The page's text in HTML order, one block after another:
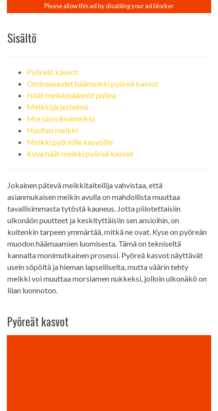
Sisältö
Pyöreät kasvot
Ominaisuudet häämeikki pyöreä kasvot
Häät meikkisäännöt pullea
Meikkijärjestelmä
Morsiussilmämeikki
Huulten meikki
Meikki pyöreille kasvoille
Kuva häät meikki pyöreä kasvot
Jokainen pätevä meikkitaiteilija vahvistaa, että
asianmukaisen meikin avulla on mahdollista muuttaa
tavallisimmasta tytöstä kauneus. Jotta piilotettaisiin
ulkonäön puutteet ja keskityttäisiin sen ansioihin, on
kuitenkin tarpeen ymmärtää, mitkä ne ovat. Kyse on pyöreän
muodon häämaamien luomisesta. Tämä on tekniseltä
kannalta monimutkainen prosessi. Pyöreä kasvot näyttävät
usein söpöltä ja hieman lapselliselta, mutta väärin tehty
meikki voi muuttaa morsiamen nukkeksi, jolloin ulkonäkö on
liian luonnoton.
Pyöreät kasvot